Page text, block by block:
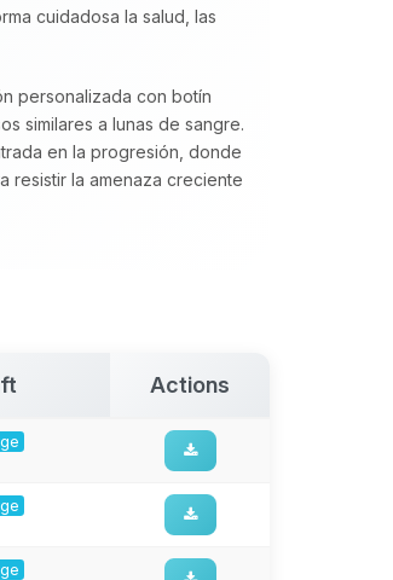
cuidadosa la salud, las
personalizada con botín
similares a lunas de sangre.
en la progresión, donde
resistir la amenaza creciente
Actions